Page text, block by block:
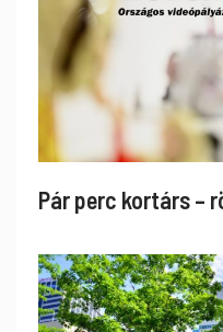
Pár perc kortárs –